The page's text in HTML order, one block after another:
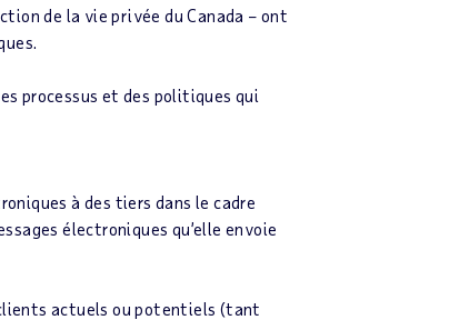
de la vie privée du Canada – ont
processus et des politiques qui
à des tiers dans le cadre
électroniques qu’elle envoie
clients actuels ou potentiels (tant